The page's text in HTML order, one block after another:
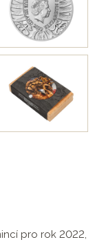
pro rok 2022,